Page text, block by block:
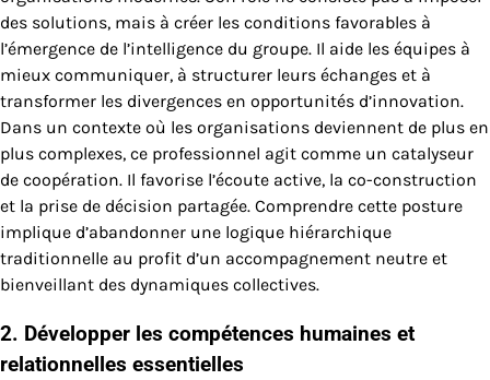
des solutions, mais à créer les conditions favorables à
l’émergence de l’intelligence du groupe. Il aide les équipes à
mieux communiquer, à structurer leurs échanges et à
transformer les divergences en opportunités d’innovation.
Dans un contexte où les organisations deviennent de plus en
plus complexes, ce professionnel agit comme un catalyseur
de coopération. Il favorise l’écoute active, la co-construction
et la prise de décision partagée. Comprendre cette posture
implique d’abandonner une logique hiérarchique
traditionnelle au profit d’un accompagnement neutre et
bienveillant des dynamiques collectives.
2. Développer les compétences humaines et
relationnelles essentielles